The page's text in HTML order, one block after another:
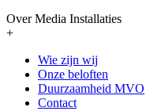
Over Media Installaties
+
Wie zijn wij
Onze beloften
Duurzaamheid MVO
Contact